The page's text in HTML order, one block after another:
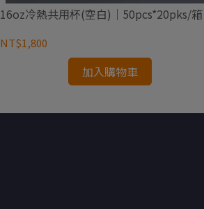
16oz冷熱共用杯(空白)｜50pcs*20pks/箱
NT$1,800
加入購物車